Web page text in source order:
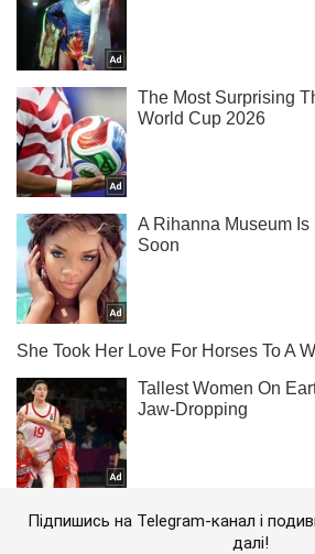
Підпишись на Telegram-канал і
далі!